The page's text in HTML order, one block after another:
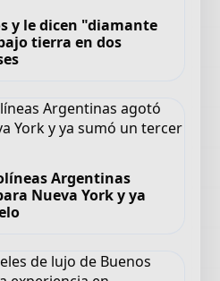
y le dicen "diamante
tierra en dos
Argentinas
Nueva York y ya